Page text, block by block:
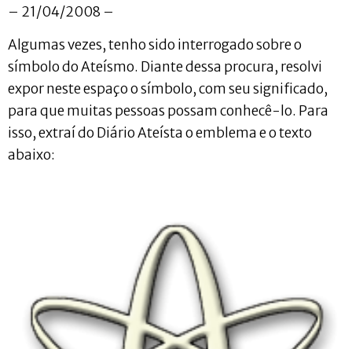
– 21/04/2008 –
Algumas vezes, tenho sido interrogado sobre o
símbolo do Ateísmo. Diante dessa procura, resolvi
expor neste espaço o símbolo, com seu significado,
para que muitas pessoas possam conhecê-lo. Para
isso, extraí do Diário Ateísta o emblema e o texto
abaixo: